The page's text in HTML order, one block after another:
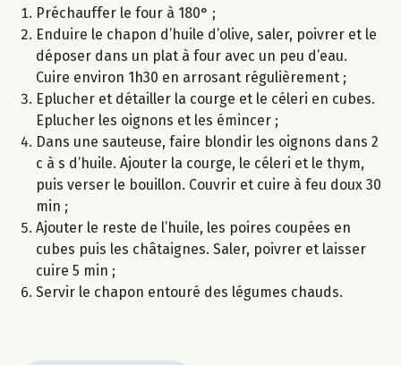
Préchauffer le four à 180° ;
Enduire le chapon d’huile d’olive, saler, poivrer et le
déposer dans un plat à four avec un peu d’eau.
Cuire environ 1h30 en arrosant régulièrement ;
Eplucher et détailler la courge et le céleri en cubes.
Eplucher les oignons et les émincer ;
Dans une sauteuse, faire blondir les oignons dans 2
c à s d’huile. Ajouter la courge, le céleri et le thym,
puis verser le bouillon. Couvrir et cuire à feu doux 30
min ;
Ajouter le reste de l’huile, les poires coupées en
cubes puis les châtaignes. Saler, poivrer et laisser
cuire 5 min ;
Servir le chapon entouré des légumes chauds.